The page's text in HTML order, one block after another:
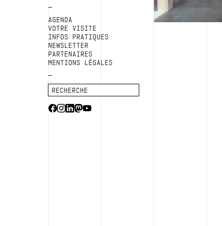
AGENDA
VOTRE VISITE
INFOS PRATIQUES
NEWSLETTER
PARTENAIRES
MENTIONS LÉGALES